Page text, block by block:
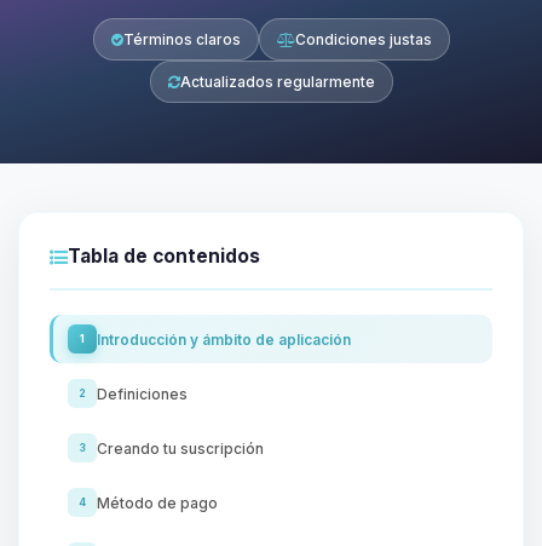
Términos claros Condiciones justas
Actualizados regularmente
Tabla de contenidos
1 Introducción y ámbito de aplicación
2 Definiciones
3 Creando tu suscripción
4 Método de pago